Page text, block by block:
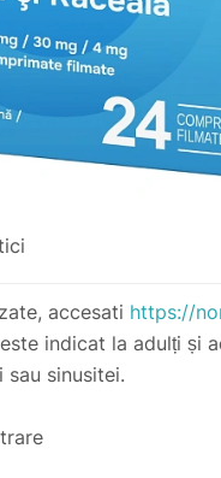
accesati https://
indicat la adulți
sinusitei.